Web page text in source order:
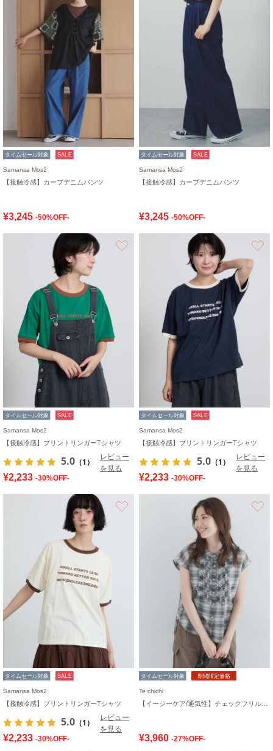
タイムセール対象 SALE
Samansa Mos2
【接触冷感】カーブデニムパンツ
¥3,245 -50%OFF-
タイムセール対象 SALE
Samansa Mos2
【接触冷感】カーブデニムパンツ
¥3,245 -50%OFF-
タイムセール対象 SALE
Samansa Mos2
【接触冷感】プリントリンガーTシャツ
5.0 （1）
レビュー
を見る
¥2,233 -30%OFF-
タイムセール対象 SALE
Samansa Mos2
【接触冷感】プリントリンガーTシャツ
5.0 （1）
レビュー
を見る
¥2,233 -30%OFF-
タイムセール対象 SALE
Samansa Mos2
【接触冷感】プリントリンガーTシャツ
5.0 （1）
レビュー
を見る
¥2,233 -30%OFF-
タイムセール対象 期間限定価格
Te chichi
¥3,960 -27%OFF-